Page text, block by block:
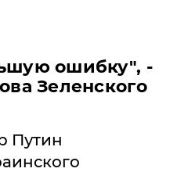
ошибку", -
Зеленского
Путин